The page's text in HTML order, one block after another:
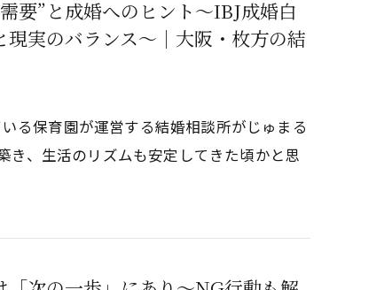
要”と成婚へのヒント～IBJ成婚白
実のバランス～｜大阪・枚方の結
る保育園が運営する結婚相談所がじゅまる
き、生活のリズムも安定してきた頃かと思